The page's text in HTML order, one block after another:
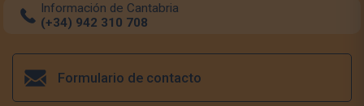
Información de Cantabria
(+34) 942 310 708
Formulario de contacto